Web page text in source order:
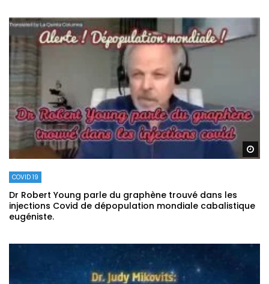
COVID 19
Dr Robert Young parle du graphène trouvé dans les
injections Covid de dépopulation mondiale cabalistique
eugéniste.